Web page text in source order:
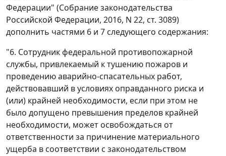
Федерации" (Собрание законодательства
Российской Федерации, 2016, N 22, ст. 3089)
дополнить частями 6 и 7 следующего содержания:
"6. Сотрудник федеральной противопожарной
службы, привлекаемый к тушению пожаров и
проведению аварийно-спасательных работ,
действовавший в условиях оправданного риска и
(или) крайней необходимости, если при этом не
было допущено превышения пределов крайней
необходимости, может освобождаться от
ответственности за причинение материального
ущерба в соответствии с законодательством